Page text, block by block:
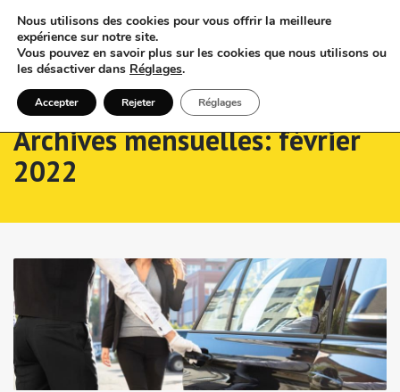
Archives mensuelles: février
2022
Nous utilisons des cookies pour vous offrir la meilleure
expérience sur notre site.
Vous pouvez en savoir plus sur les cookies que nous utilisons ou
les désactiver dans Réglages.
Accepter Rejeter Réglages